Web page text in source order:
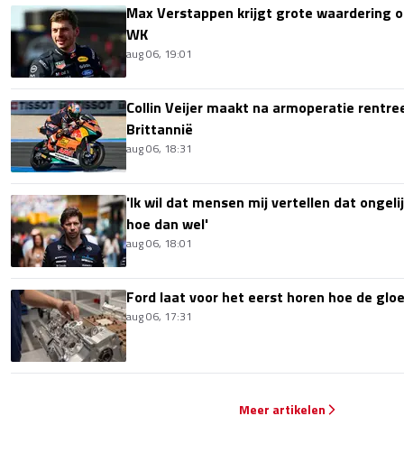
Max Verstappen krijgt grote waardering
WK
aug 06, 19:01
Collin Veijer maakt na armoperatie
Brittannië
aug 06, 18:31
'Ik wil dat mensen mij vertellen dat
hoe dan wel'
aug 06, 18:01
Ford laat voor het eerst horen hoe de
aug 06, 17:31
Meer artikelen